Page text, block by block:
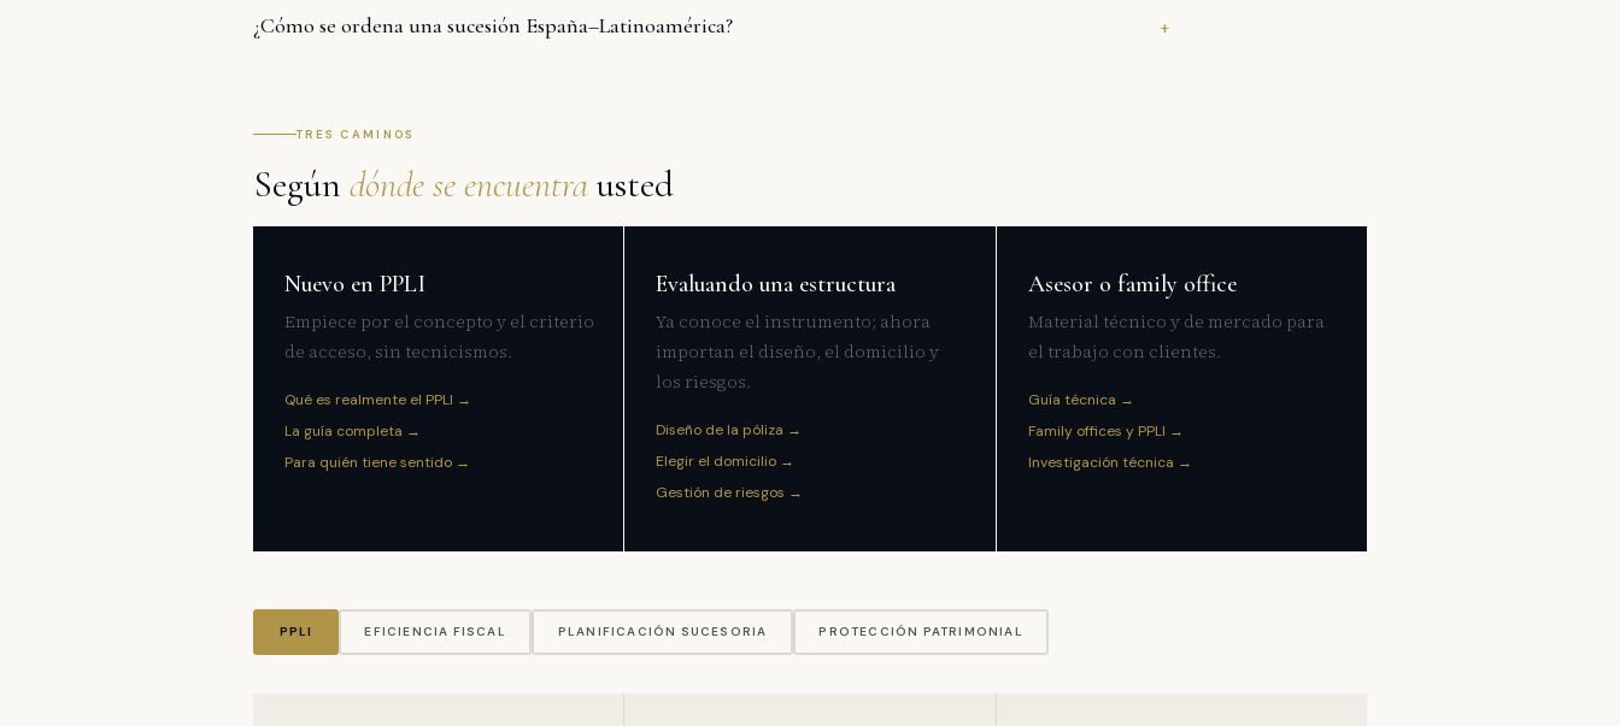
¿Cómo se ordena una sucesión España–Latinoamérica?
TRES CAMINOS
Según dónde se encuentra usted
Nuevo en PPLI
Empiece por el concepto y el criterio
de acceso, sin tecnicismos.
Qué es realmente el PPLI →
La guía completa →
Para quién tiene sentido →
Evaluando una estructura
Ya conoce el instrumento; ahora
importan el diseño, el domicilio y
los riesgos.
Diseño de la póliza →
Elegir el domicilio →
Gestión de riesgos →
Asesor o family office
Material técnico y de mercado para
el trabajo con clientes.
Guía técnica →
Family offices y PPLI →
Investigación técnica →
PPLI EFICIENCIA FISCAL PLANIFICACIÓN SUCESORIA PROTECCIÓN PATRIMONIAL